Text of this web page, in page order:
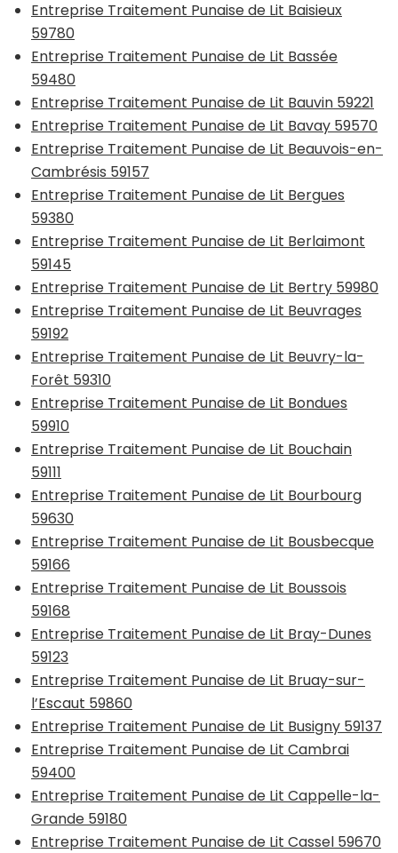
Entreprise Traitement Punaise de Lit Baisieux
59780
Entreprise Traitement Punaise de Lit Bassée
59480
Entreprise Traitement Punaise de Lit Bauvin 59221
Entreprise Traitement Punaise de Lit Bavay 59570
Entreprise Traitement Punaise de Lit Beauvois-en-
Cambrésis 59157
Entreprise Traitement Punaise de Lit Bergues
59380
Entreprise Traitement Punaise de Lit Berlaimont
59145
Entreprise Traitement Punaise de Lit Bertry 59980
Entreprise Traitement Punaise de Lit Beuvrages
59192
Entreprise Traitement Punaise de Lit Beuvry-la-
Forêt 59310
Entreprise Traitement Punaise de Lit Bondues
59910
Entreprise Traitement Punaise de Lit Bouchain
59111
Entreprise Traitement Punaise de Lit Bourbourg
59630
Entreprise Traitement Punaise de Lit Bousbecque
59166
Entreprise Traitement Punaise de Lit Boussois
59168
Entreprise Traitement Punaise de Lit Bray-Dunes
59123
Entreprise Traitement Punaise de Lit Bruay-sur-
l’Escaut 59860
Entreprise Traitement Punaise de Lit Busigny 59137
Entreprise Traitement Punaise de Lit Cambrai
59400
Entreprise Traitement Punaise de Lit Cappelle-la-
Grande 59180
Entreprise Traitement Punaise de Lit Cassel 59670